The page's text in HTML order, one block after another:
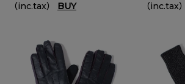
（inc.tax） BUY
（inc.tax）